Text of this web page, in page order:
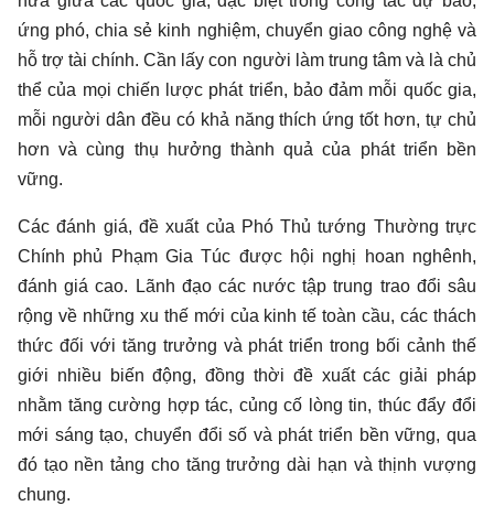
ứng phó, chia sẻ kinh nghiệm, chuyển giao công nghệ và
hỗ trợ tài chính. Cần lấy con người làm trung tâm và là chủ
thể của mọi chiến lược phát triển, bảo đảm mỗi quốc gia,
mỗi người dân đều có khả năng thích ứng tốt hơn, tự chủ
hơn và cùng thụ hưởng thành quả của phát triển bền
vững.
Các đánh giá, đề xuất của Phó Thủ tướng Thường trực
Chính phủ Phạm Gia Túc được hội nghị hoan nghênh,
đánh giá cao. Lãnh đạo các nước tập trung trao đổi sâu
rộng về những xu thế mới của kinh tế toàn cầu, các thách
thức đối với tăng trưởng và phát triển trong bối cảnh thế
giới nhiều biến động, đồng thời đề xuất các giải pháp
nhằm tăng cường hợp tác, củng cố lòng tin, thúc đẩy đổi
mới sáng tạo, chuyển đổi số và phát triển bền vững, qua
đó tạo nền tảng cho tăng trưởng dài hạn và thịnh vượng
chung.